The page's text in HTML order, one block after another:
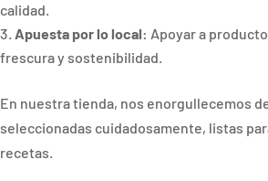
calidad.
Apuesta por lo local: Apoyar a
frescura y sostenibilidad.
En nuestra tienda, nos enorgullecemos
seleccionadas cuidadosamente, listas
recetas.